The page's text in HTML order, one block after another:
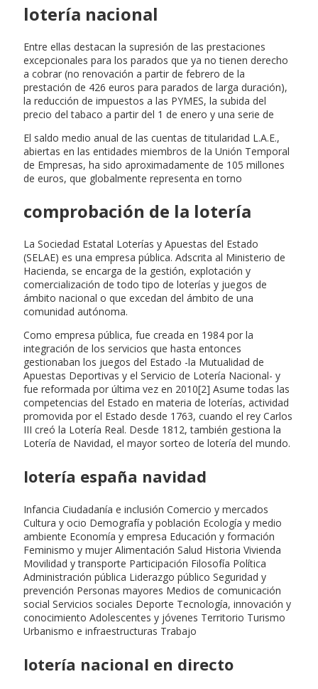
lotería nacional
Entre ellas destacan la supresión de las prestaciones
excepcionales para los parados que ya no tienen derecho
a cobrar (no renovación a partir de febrero de la
prestación de 426 euros para parados de larga duración),
la reducción de impuestos a las PYMES, la subida del
precio del tabaco a partir del 1 de enero y una serie de
El saldo medio anual de las cuentas de titularidad L.A.E.,
abiertas en las entidades miembros de la Unión Temporal
de Empresas, ha sido aproximadamente de 105 millones
de euros, que globalmente representa en torno
comprobación de la lotería
La Sociedad Estatal Loterías y Apuestas del Estado
(SELAE) es una empresa pública. Adscrita al Ministerio de
Hacienda, se encarga de la gestión, explotación y
comercialización de todo tipo de loterías y juegos de
ámbito nacional o que excedan del ámbito de una
comunidad autónoma.
Como empresa pública, fue creada en 1984 por la
integración de los servicios que hasta entonces
gestionaban los juegos del Estado -la Mutualidad de
Apuestas Deportivas y el Servicio de Lotería Nacional- y
fue reformada por última vez en 2010[2] Asume todas las
competencias del Estado en materia de loterías, actividad
promovida por el Estado desde 1763, cuando el rey Carlos
III creó la Lotería Real. Desde 1812, también gestiona la
Lotería de Navidad, el mayor sorteo de lotería del mundo.
lotería españa navidad
Infancia Ciudadanía e inclusión Comercio y mercados
Cultura y ocio Demografía y población Ecología y medio
ambiente Economía y empresa Educación y formación
Feminismo y mujer Alimentación Salud Historia Vivienda
Movilidad y transporte Participación Filosofía Política
Administración pública Liderazgo público Seguridad y
prevención Personas mayores Medios de comunicación
social Servicios sociales Deporte Tecnología, innovación y
conocimiento Adolescentes y jóvenes Territorio Turismo
Urbanismo e infraestructuras Trabajo
lotería nacional en directo